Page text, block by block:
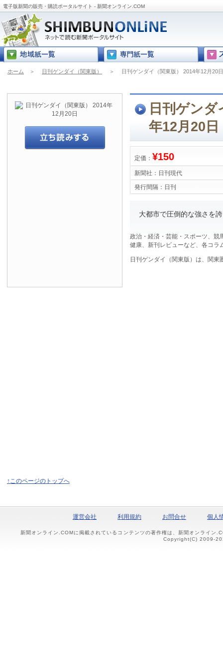
電子版新聞の販売・購読ポータルサイト - 新聞オンライン.COM
ホーム ＞ 日刊ゲンダイ（関東版） ＞ 日刊ゲンダイ（関東版） 2014年12月20日
日刊ゲン
年12月20日
定価： ¥150
新聞社： 日刊現代
発行間隔： 日刊
大都市で圧倒的な強さを
政治・経済・芸能・スポーツ、競
健康、新刊レビューなど、各コラ
日刊ゲンダイ（関東版）は、関
↑このページのトップへ
運営会社 利用規約 お問合せ 個人
新聞オンライン.COMに掲載されているコンテンツの著作権は、新聞オンライン
Copyright(C) 2009-